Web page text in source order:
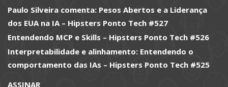
Paulo Silveira comenta: Pesos Abertos e a Liderança
dos EUA na IA – Hipsters Ponto Tech #527
Entendendo MCP e Skills – Hipsters Ponto Tech #526
Interpretabilidade e alinhamento: Entendendo o
comportamento das IAs – Hipsters Ponto Tech #525
ASSINAR